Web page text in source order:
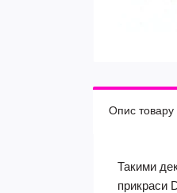
Опис товару
Такими
прикраси